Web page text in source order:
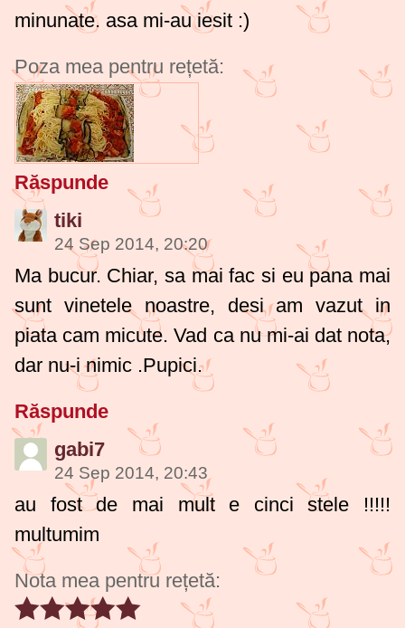
minunate. asa mi-au iesit :)
Poza mea pentru rețetă:
Răspunde
tiki
24 Sep 2014, 20:20
Ma bucur. Chiar, sa mai fac si eu pana mai
sunt vinetele noastre, desi am vazut in
piata cam micute. Vad ca nu mi-ai dat nota,
dar nu-i nimic .Pupici.
Răspunde
gabi7
24 Sep 2014, 20:43
au fost de mai mult e cinci stele !!!!!
multumim
Nota mea pentru rețetă: